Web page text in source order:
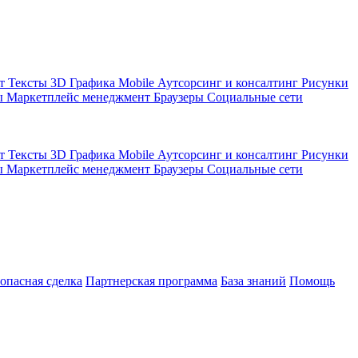
Тексты 3D Графика Mobile Аутсорсинг и консалтинг Рисунки
Маркетплейс менеджмент Браузеры Социальные сети
Тексты 3D Графика Mobile Аутсорсинг и консалтинг Рисунки
Маркетплейс менеджмент Браузеры Социальные сети
сделка Партнерская программа База знаний Помощь